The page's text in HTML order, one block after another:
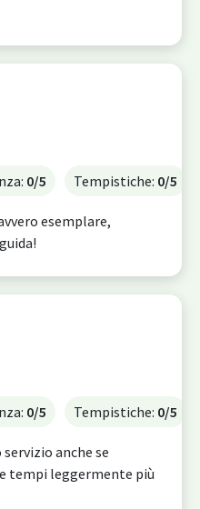
0/5 Tempistiche: 0/5
esemplare,
0/5 Tempistiche: 0/5
anche se
tempi leggermente più